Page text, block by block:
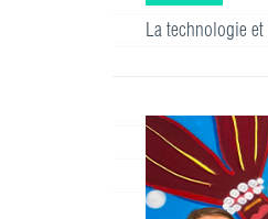
La technologie